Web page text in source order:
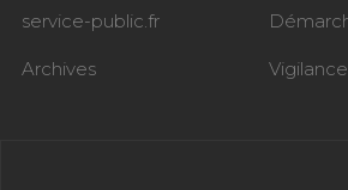
service-public.fr
Archives